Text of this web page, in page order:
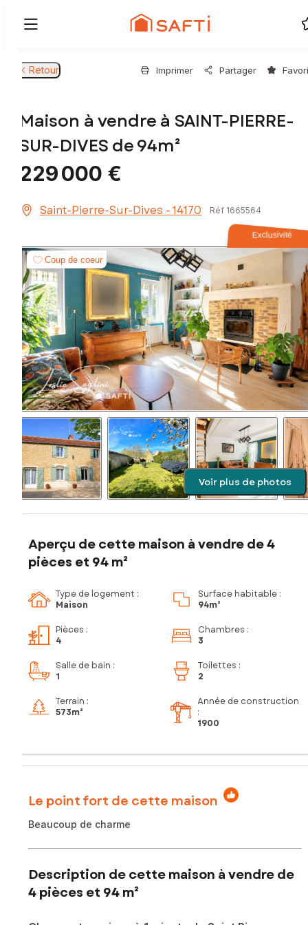
Retour Imprimer Partager
Maison à vendre à SAINT-PIERRE-
SUR-DIVES de 94m²
229 000 €
Saint-Pierre-Sur-Dives - 14170 Réf 1665564
Exclusivité
Coup de coeur
Voir plus de photos
Aperçu de cette maison à vendre de 4
pièces et 94 m²
Type de logement :
Maison
Surface habitable :
94m²
Pièces :
4
Chambres :
3
Salle de bain :
1
Toilettes :
2
Terrain :
573m²
Année de construction
:
1900
Le point fort de cette maison
Beaucoup de charme
Description de cette maison à vendre de
4 pièces et 94 m²